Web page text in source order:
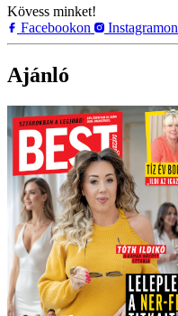
Kövess minket!
Facebookon
Instagramon
Ajánló